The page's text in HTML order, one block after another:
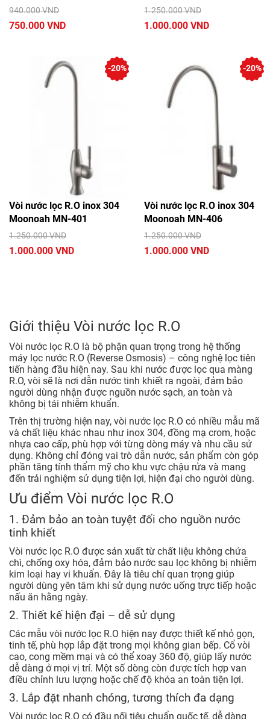
940.000 VND
750.000 VND
1.250.000 VND
1.000.000 VND
Vòi nước lọc R.O inox 304
Moonoah MN-401
1.250.000 VND
1.000.000 VND
-20%
Vòi nước lọc R.O inox 304
Moonoah MN-406
1.250.000 VND
1.000.000 VND
-20%
Giới thiệu Vòi nước lọc R.O
Vòi nước lọc R.O là bộ phận quan trọng trong hệ thống
máy lọc nước R.O (Reverse Osmosis) – công nghệ lọc tiên
tiến hàng đầu hiện nay. Sau khi nước được lọc qua màng
R.O, vòi sẽ là nơi dẫn nước tinh khiết ra ngoài, đảm bảo
người dùng nhận được nguồn nước sạch, an toàn và
không bị tái nhiễm khuẩn.
Trên thị trường hiện nay, vòi nước lọc R.O có nhiều mẫu mã
và chất liệu khác nhau như inox 304, đồng mạ crom, hoặc
nhựa cao cấp, phù hợp với từng dòng máy và nhu cầu sử
dụng. Không chỉ đóng vai trò dẫn nước, sản phẩm còn góp
phần tăng tính thẩm mỹ cho khu vực chậu rửa và mang
đến trải nghiệm sử dụng tiện lợi, hiện đại cho người dùng.
Ưu điểm Vòi nước lọc R.O
1. Đảm bảo an toàn tuyệt đối cho nguồn nước
tinh khiết
Vòi nước lọc R.O được sản xuất từ chất liệu không chứa
chì, chống oxy hóa, đảm bảo nước sau lọc không bị nhiễm
kim loại hay vi khuẩn. Đây là tiêu chí quan trọng giúp
người dùng yên tâm khi sử dụng nước uống trực tiếp hoặc
nấu ăn hằng ngày.
2. Thiết kế hiện đại – dễ sử dụng
Các mẫu vòi nước lọc R.O hiện nay được thiết kế nhỏ gọn,
tinh tế, phù hợp lắp đặt trong mọi không gian bếp. Cổ vòi
cao, cong mềm mại và có thể xoay 360 độ, giúp lấy nước
dễ dàng ở mọi vị trí. Một số dòng còn được tích hợp van
điều chỉnh lưu lượng hoặc chế độ khóa an toàn tiện lợi.
3. Lắp đặt nhanh chóng, tương thích đa dạng
Vòi nước lọc R.O có đầu nối tiêu chuẩn quốc tế, dễ dàng